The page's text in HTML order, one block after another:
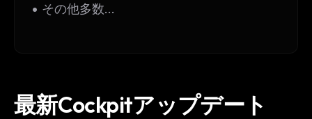
• その他多数...
最新Cockpitアップデート